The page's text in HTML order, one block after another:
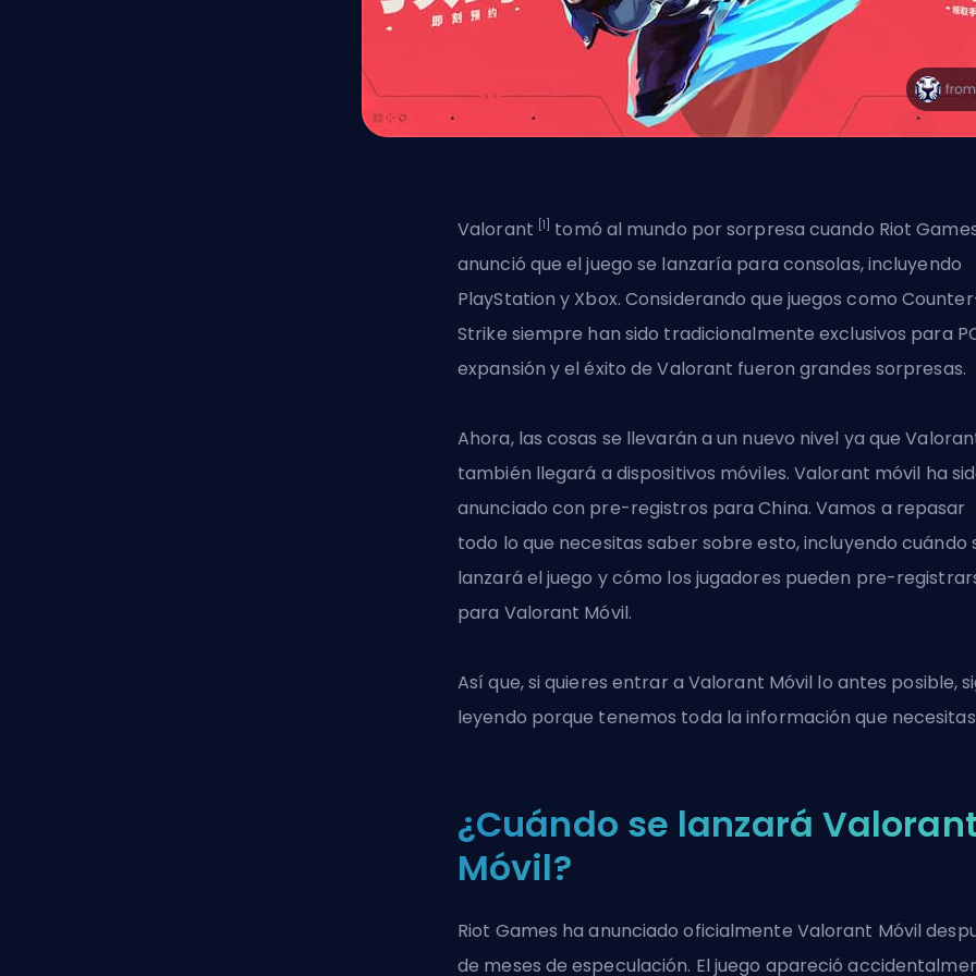
Valorant [1]
tomó al mundo por sorpresa cuando Riot
anunció que el juego se lanzaría para consolas, incluyendo
PlayStation y Xbox. Considerando que juegos como
Strike siempre han sido tradicionalmente exclusivos para
expansión y el éxito de Valorant fueron grandes sorpresas.
Ahora, las cosas se llevarán a un nuevo nivel ya que
también llegará a dispositivos móviles. Valorant móvil ha
anunciado con pre-registros para China. Vamos a repasar
todo lo que necesitas saber sobre esto, incluyendo cuándo
lanzará el juego y cómo los jugadores pueden pre-
para Valorant Móvil.
Así que, si quieres entrar a Valorant Móvil lo antes posible,
leyendo porque tenemos toda la información que
¿Cuándo se lanzará
Móvil?
Riot Games haanunciado oficialmente Valorant Móvil
de meses de especulación. El juego apareció